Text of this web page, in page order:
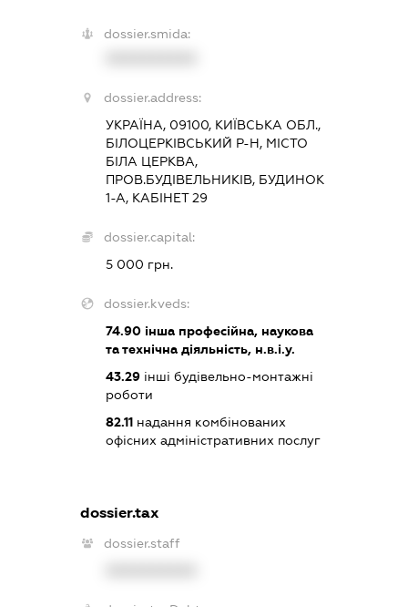
dossier.smida:
dossier.address:
УКРАЇНА, 09100, КИЇВСЬКА ОБЛ.,
БІЛОЦЕРКІВСЬКИЙ Р-Н, МІСТО
БІЛА ЦЕРКВА,
ПРОВ.БУДІВЕЛЬНИКІВ, БУДИНОК
1-А, КАБІНЕТ 29
dossier.capital:
5 000 грн.
dossier.kveds:
74.90 інша професійна, наукова
та технічна діяльність, н.в.і.у.
43.29 інші будівельно-монтажні
роботи
82.11 надання комбінованих
офісних адміністративних послуг
dossier.tax
dossier.staff